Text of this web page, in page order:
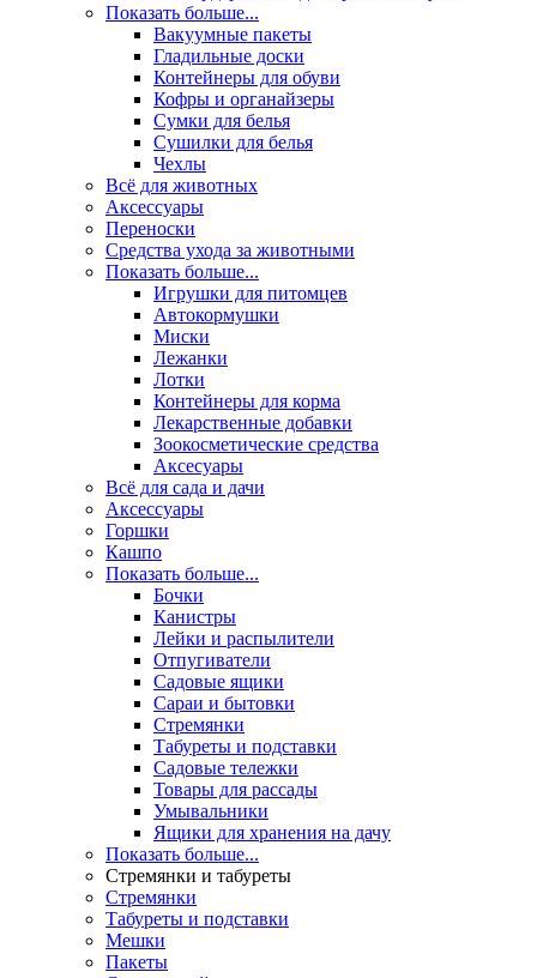
Показать больше...
Вакуумные пакеты
Гладильные доски
Контейнеры для обуви
Кофры и органайзеры
Сумки для белья
Сушилки для белья
Чехлы
Всё для животных
Аксесcуары
Переноски
Средства ухода за животными
Показать больше...
Игрушки для питомцев
Автокормушки
Миски
Лежанки
Лотки
Контейнеры для корма
Лекарственные добавки
Зоокосметические средства
Аксесуары
Всё для сада и дачи
Аксессуары
Горшки
Кашпо
Показать больше...
Бочки
Канистры
Лейки и распылители
Отпугиватели
Садовые ящики
Сараи и бытовки
Стремянки
Табуреты и подставки
Садовые тележки
Товары для рассады
Умывальники
Ящики для хранения на дачу
Показать больше...
Стремянки и табуреты
Стремянки
Табуреты и подставки
Мешки
Пакеты